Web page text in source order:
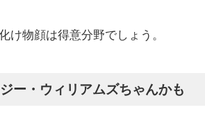
け物顔は得意分野でしょう。
ー・ウィリアムズちゃんかも